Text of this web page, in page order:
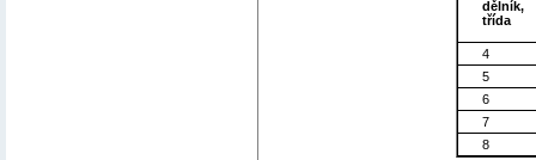
dělník,
třída
4
5
6
7
8